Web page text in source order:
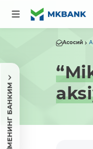
МЕНИНГ БАНКИМ
Асосий